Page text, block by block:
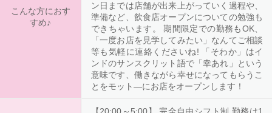
こんな方におす
すめ♪
ン日までは店舗が出来上がっていく過程や、
準備など、飲食店オープンについての勉強も
できちゃいます。 期間限定での勤務もOK、
「一度お店を見学してみたい」なんてご相談
等も気軽に連絡くださいね! 「そわか」はイ
ンドのサンスクリット語で「幸あれ」という
意味です、働きながら幸せになってもらうこ
とをモット―にお店をオープンします！